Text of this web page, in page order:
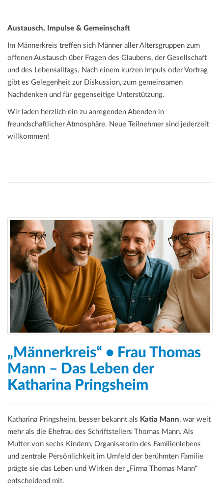
Austausch, Impulse & Gemeinschaft
Im Männerkreis treffen sich Männer aller Altersgruppen zum
offenen Austausch über Fragen des Glaubens, der Gesellschaft
und des Lebensalltags. Nach einem kurzen Impuls oder Vortrag
gibt es Gelegenheit zur Diskussion, zum gemeinsamen
Nachdenken und für gegenseitige Unterstützung.
Wir laden herzlich ein zu anregenden Abenden in
freundschaftlicher Atmosphäre. Neue Teilnehmer sind jederzeit
willkommen!
„Männerkreis“ • Frau Thomas
Mann – Das Leben der
Katharina Pringsheim
Katharina Pringsheim, besser bekannt als Katia Mann, war weit
mehr als die Ehefrau des Schriftstellers Thomas Mann. Als
Mutter von sechs Kindern, Organisatorin des Familienlebens
und zentrale Persönlichkeit im Umfeld der berühmten Familie
prägte sie das Leben und Wirken der „Firma Thomas Mann“
entscheidend mit.